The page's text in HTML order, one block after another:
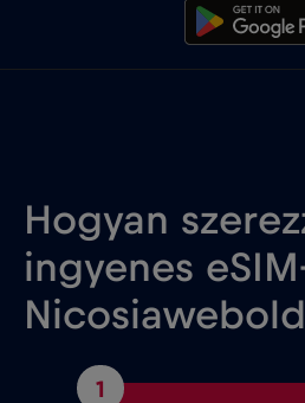
Hogyan
ingyenes
1